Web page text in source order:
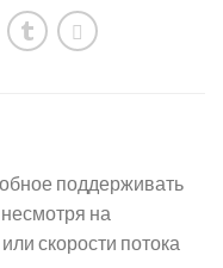
поддерживать
на
скорости потока